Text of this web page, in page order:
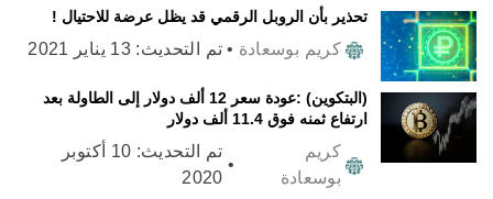
تحذير بأن الروبل الرقمي قد يظل عرضة للاحتيال !
كريم بوسعادة • تم التحديث:13 يناير 2021
(البتكوين) :عودة سعر 12 ألف دولار إلى الطاولة بعد
ارتفاع ثمنه فوق 11.4 ألف دولار
كريم
بوسعادة
•
تم التحديث:
10 أكتوبر
2020